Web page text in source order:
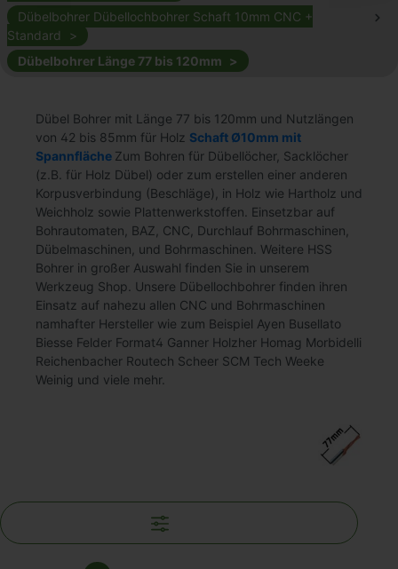
Dübelbohrer Dübellochbohrer Schaft 10mm CNC +
Standard
Dübelbohrer Länge 77 bis 120mm
Dübel Bohrer mit Länge 77 bis 120mm und Nutzlängen
von 42 bis 85mm für Holz Schaft Ø10mm mit
Spannfläche Zum Bohren für Dübellöcher, Sacklöcher
(z.B. für Holz Dübel) oder zum erstellen einer anderen
Korpusverbindung (Beschläge), in Holz wie Hartholz und
Weichholz sowie Plattenwerkstoffen. Einsetzbar auf
Bohrautomaten, BAZ, CNC, Durchlauf Bohrmaschinen,
Dübelmaschinen, und Bohrmaschinen. Weitere HSS
Bohrer in großer Auswahl finden Sie in unserem
Werkzeug Shop. Unsere Dübellochbohrer finden ihren
Einsatz auf nahezu allen CNC und Bohrmaschinen
namhafter Hersteller wie zum Beispiel Ayen Busellato
Biesse Felder Format4 Ganner Holzher Homag Morbidelli
Reichenbacher Routech Scheer SCM Tech Weeke
Weinig und viele mehr.